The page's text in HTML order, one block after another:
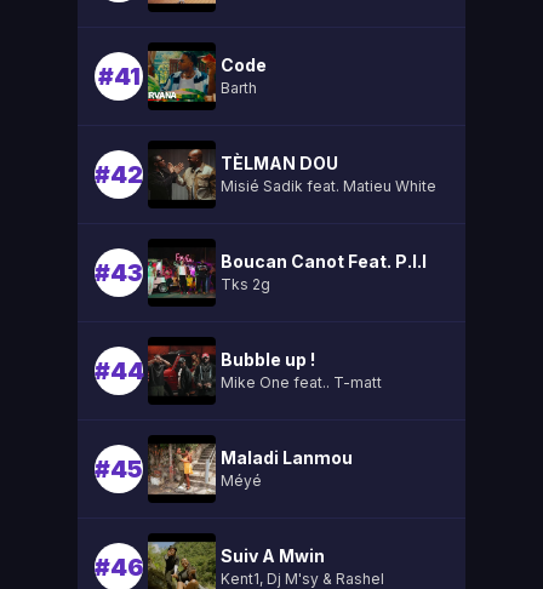
#41 Code
Barth
#42 TÈLMAN DOU
Misié Sadik feat. Matieu White
#43 Boucan Canot Feat. P.l.l
Tks 2g
#44 Bubble up !
Mike One feat.. T-matt
#45 Maladi Lanmou
Méyé
#46 Suiv A Mwin
Kent1, Dj M'sy & Rashel